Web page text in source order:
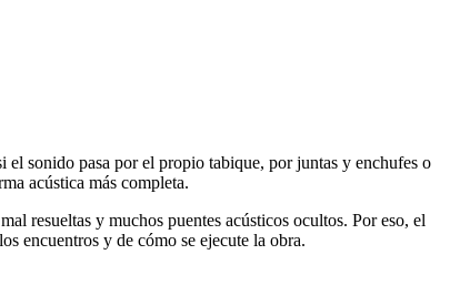
sonido pasa por el propio tabique, por juntas y enchufes o
acústica más completa.
resueltas y muchos puentes acústicos ocultos. Por eso, el
encuentros y de cómo se ejecute la obra.